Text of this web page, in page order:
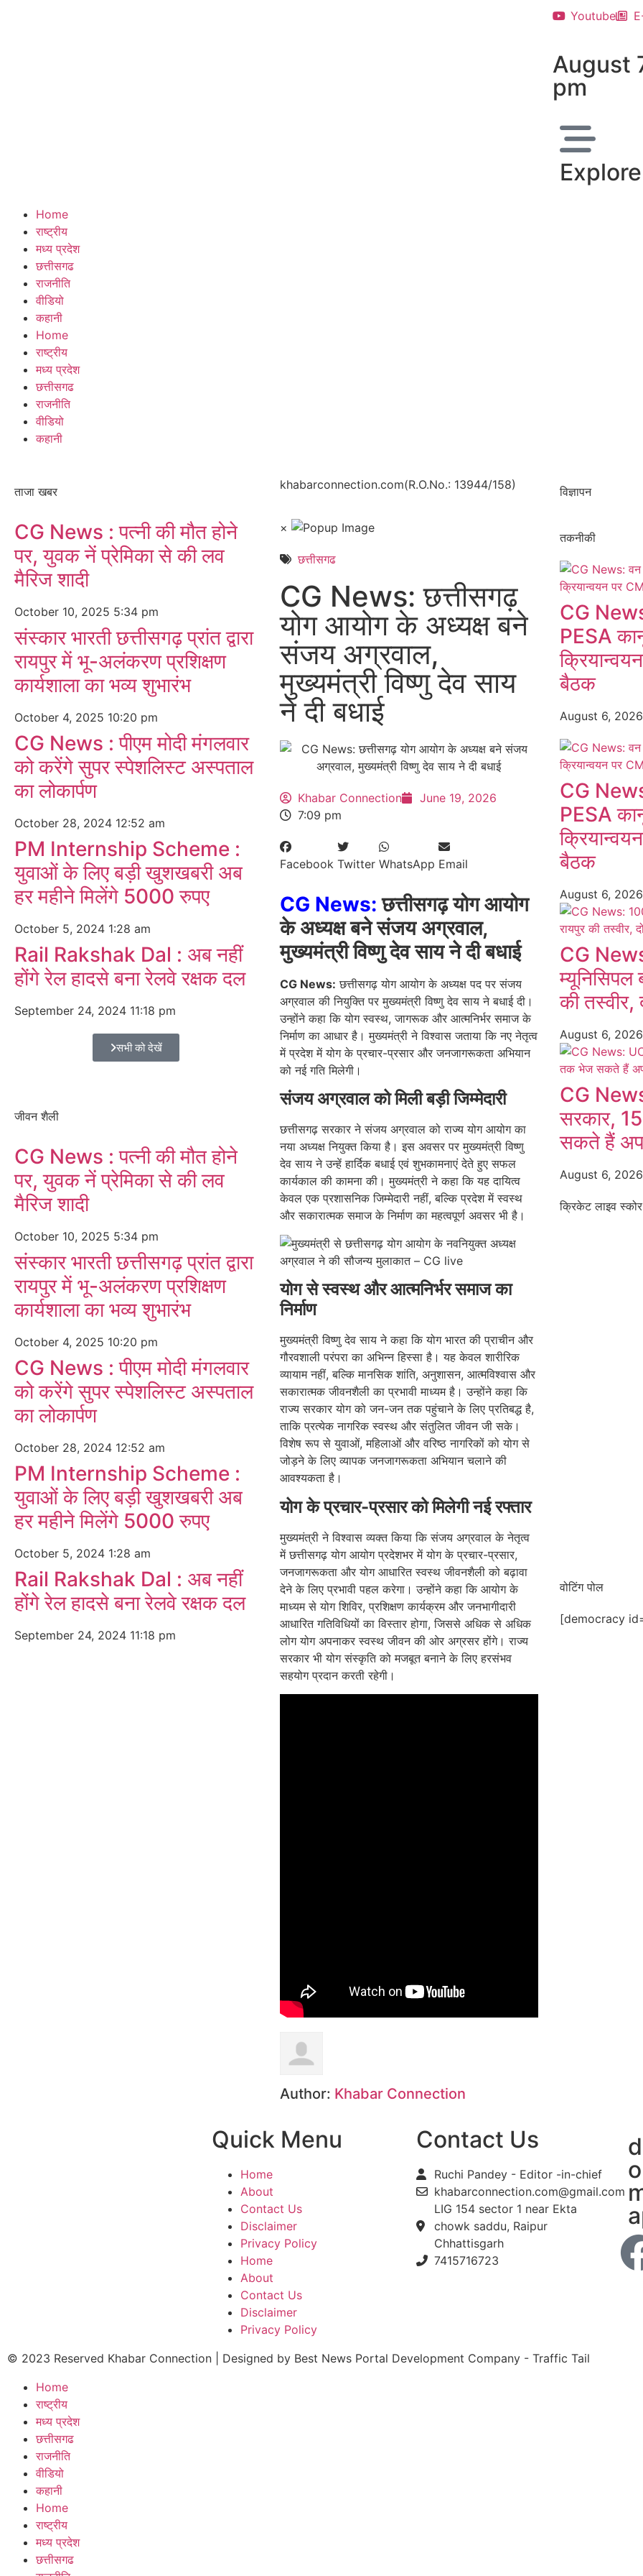
Youtube
August
pm
Explore
Home
राष्ट्रीय
मध्य प्रदेश
छत्तीसगढ
राजनीति
वीडियो
कहानी
Home
राष्ट्रीय
मध्य प्रदेश
छत्तीसगढ
राजनीति
वीडियो
कहानी
ताजा खबर
CG News : पत्नी की मौत होने
पर, युवक नें प्रेमिका से की लव
मैरिज शादी
October 10, 2025 5:34 pm
संस्कार भारती छत्तीसगढ़ प्रांत द्वारा
रायपुर में भू-अलंकरण प्रशिक्षण
कार्यशाला का भव्य शुभारंभ
October 4, 2025 10:20 pm
CG News : पीएम मोदी मंगलवार
को करेंगे सुपर स्पेशलिस्ट अस्पताल
का लोकार्पण
October 28, 2024 12:52 am
PM Internship Scheme :
युवाओं के लिए बड़ी खुशखबरी अब
हर महीने मिलेंगे 5000 रुपए
October 5, 2024 1:28 am
Rail Rakshak Dal : अब नहीं
होंगे रेल हादसे बना रेलवे रक्षक दल
September 24, 2024 11:18 pm
सभी को देखें
जीवन शैली
CG News : पत्नी की मौत होने
पर, युवक नें प्रेमिका से की लव
मैरिज शादी
October 10, 2025 5:34 pm
संस्कार भारती छत्तीसगढ़ प्रांत द्वारा
रायपुर में भू-अलंकरण प्रशिक्षण
कार्यशाला का भव्य शुभारंभ
October 4, 2025 10:20 pm
CG News : पीएम मोदी मंगलवार
को करेंगे सुपर स्पेशलिस्ट अस्पताल
का लोकार्पण
October 28, 2024 12:52 am
PM Internship Scheme :
युवाओं के लिए बड़ी खुशखबरी अब
हर महीने मिलेंगे 5000 रुपए
October 5, 2024 1:28 am
Rail Rakshak Dal : अब नहीं
होंगे रेल हादसे बना रेलवे रक्षक दल
September 24, 2024 11:18 pm
khabarconnection.com(R.O.No.: 13944/158)
×
छत्तीसगढ
CG News: छत्तीसगढ़
योग आयोग के अध्यक्ष बने
संजय अग्रवाल,
मुख्यमंत्री विष्णु देव साय
ने दी बधाई
Khabar Connection
June 19, 2026
7:09 pm
Facebook Twitter WhatsApp Email
CG News: छत्तीसगढ़ योग आयोग
के अध्यक्ष बने संजय अग्रवाल,
मुख्यमंत्री विष्णु देव साय ने दी बधाई
CG News: छत्तीसगढ़ योग आयोग के अध्यक्ष पद पर संजय
अग्रवाल की नियुक्ति पर मुख्यमंत्री विष्णु देव साय ने बधाई दी।
उन्होंने कहा कि योग स्वस्थ, जागरूक और आत्मनिर्भर समाज के
निर्माण का आधार है। मुख्यमंत्री ने विश्वास जताया कि नए नेतृत्व
में प्रदेश में योग के प्रचार-प्रसार और जनजागरूकता अभियान
को नई गति मिलेगी।
संजय अग्रवाल को मिली बड़ी जिम्मेदारी
छत्तीसगढ़ सरकार ने संजय अग्रवाल को राज्य योग आयोग का
नया अध्यक्ष नियुक्त किया है। इस अवसर पर मुख्यमंत्री विष्णु
देव साय ने उन्हें हार्दिक बधाई एवं शुभकामनाएं देते हुए सफल
कार्यकाल की कामना की। मुख्यमंत्री ने कहा कि यह दायित्व
केवल एक प्रशासनिक जिम्मेदारी नहीं, बल्कि प्रदेश में स्वस्थ
और सकारात्मक समाज के निर्माण का महत्वपूर्ण अवसर भी है।
योग से स्वस्थ और आत्मनिर्भर समाज का
निर्माण
मुख्यमंत्री विष्णु देव साय ने कहा कि योग भारत की प्राचीन और
गौरवशाली परंपरा का अभिन्न हिस्सा है। यह केवल शारीरिक
व्यायाम नहीं, बल्कि मानसिक शांति, अनुशासन, आत्मविश्वास और
सकारात्मक जीवनशैली का प्रभावी माध्यम है। उन्होंने कहा कि
राज्य सरकार योग को जन-जन तक पहुंचाने के लिए प्रतिबद्ध है,
ताकि प्रत्येक नागरिक स्वस्थ और संतुलित जीवन जी सके।
विशेष रूप से युवाओं, महिलाओं और वरिष्ठ नागरिकों को योग से
जोड़ने के लिए व्यापक जनजागरूकता अभियान चलाने की
आवश्यकता है।
योग के प्रचार-प्रसार को मिलेगी नई रफ्तार
मुख्यमंत्री ने विश्वास व्यक्त किया कि संजय अग्रवाल के नेतृत्व
में छत्तीसगढ़ योग आयोग प्रदेशभर में योग के प्रचार-प्रसार,
जनजागरूकता और योग आधारित स्वस्थ जीवनशैली को बढ़ावा
देने के लिए प्रभावी पहल करेगा। उन्होंने कहा कि आयोग के
माध्यम से योग शिविर, प्रशिक्षण कार्यक्रम और जनभागीदारी
आधारित गतिविधियों का विस्तार होगा, जिससे अधिक से अधिक
लोग योग अपनाकर स्वस्थ जीवन की ओर अग्रसर होंगे। राज्य
सरकार भी योग संस्कृति को मजबूत बनाने के लिए हरसंभव
सहयोग प्रदान करती रहेगी।
Author: Khabar Connection
विज्ञापन
तकनीकी
CG
PESA
बैठक
August 6,
CG
PESA
बैठक
August 6,
CG
म्यूनिसिपल
की तस्वीर,
August 6,
CG
सरकार,
सकते हैं
August 6,
क्रिकेट लाइव स्कोर
वोटिंग पोल
[democracy
Quick Menu
Home
About
Contact Us
Disclaimer
Privacy Policy
Home
About
Contact Us
Disclaimer
Privacy Policy
Contact Us
Ruchi Pandey - Editor -in-chief
khabarconnection.com@gmail.com
LIG 154 sector 1 near Ekta
chowk saddu, Raipur
Chhattisgarh
7415716723
© 2023 Reserved Khabar Connection | Designed by Best News Portal Development Company - Traffic Tail
Home
राष्ट्रीय
मध्य प्रदेश
छत्तीसगढ
राजनीति
वीडियो
कहानी
Home
राष्ट्रीय
मध्य प्रदेश
छत्तीसगढ